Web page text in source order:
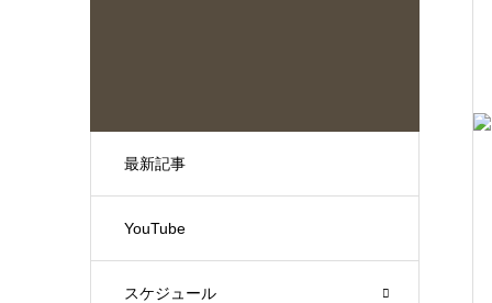
最新記事
YouTube
スケジュール